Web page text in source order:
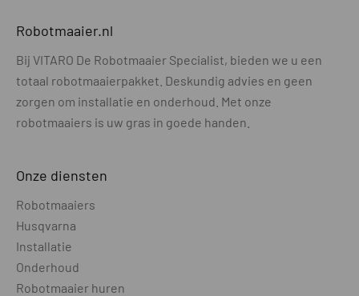
DRAADLOOS MAAIEN
Draadloos maaien Ja
Referentiestation noodzakelijk of
optioneel
Optioneel
referentiestation
Referentie station - verbinding met
maaier
draadloos / bedraad)
Robotmaaier.nl
Bij VITARO De Robotmaaier Specialist, bieden we u een
totaal robotmaaierpakket. Deskundig advies en geen
zorgen om installatie en onderhoud. Met onze
robotmaaiers is uw gras in goede handen.
Onze diensten
Robotmaaiers
Husqvarna
Installatie
Onderhoud
Robotmaaier huren